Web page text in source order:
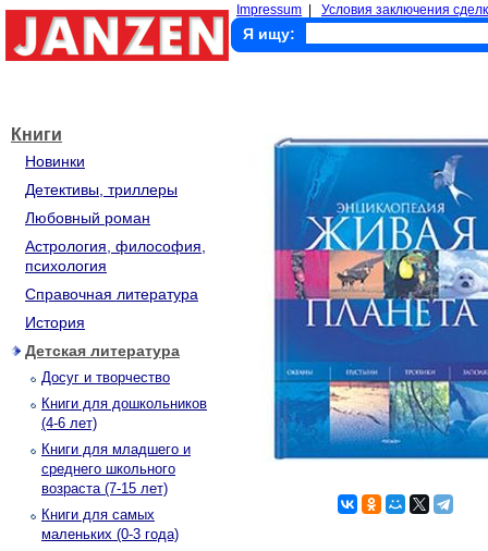
Impressum Условия заключения
Я ищу:
Книги
Новинки
Детективы, триллеры
Любовный роман
Астрология, философия,
психология
Справочная литература
История
Детская литература
Досуг и творчество
Книги для дошкольников
(4-6 лет)
Книги для младшего и
среднего школьного
возраста (7-15 лет)
Книги для самых
маленьких (0-3 года)